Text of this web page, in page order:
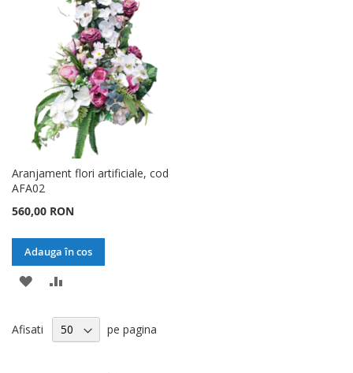
DORINTE
Aranjament flori artificiale, cod
AFA02
560,00 RON
Adauga în cos
ADAUGATI
LISTACOMPARARE
Afisati pe pagina